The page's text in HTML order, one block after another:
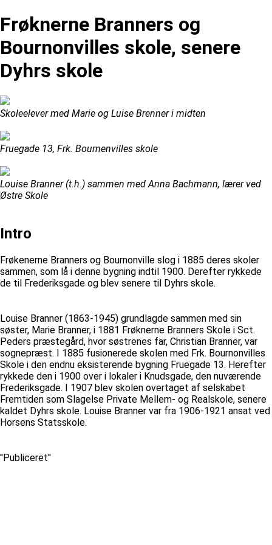
Frøknerne Branners og
Bournonvilles skole, senere
Dyhrs skole
Skoleelever med Marie og Luise Brenner i midten
Fruegade 13, Frk. Bournenvilles skole
Louise Branner (t.h.) sammen med Anna Bachmann, lærer ved
Østre Skole
Intro
Frøkenerne Branners og Bournonville slog i 1885 deres skoler
sammen, som lå i denne bygning indtil 1900. Derefter rykkede
de til Frederiksgade og blev senere til Dyhrs skole.
Louise Branner (1863-1945) grundlagde sammen med sin
søster, Marie Branner, i 1881 Frøknerne Branners Skole i Sct.
Peders præstegård, hvor søstrenes far, Christian Branner, var
sognepræst. I 1885 fusionerede skolen med Frk. Bournonvilles
Skole i den endnu eksisterende bygning Fruegade 13. Herefter
rykkede den i 1900 over i lokaler i Knudsgade, den nuværende
Frederiksgade. I 1907 blev skolen overtaget af selskabet
Fremtiden som Slagelse Private Mellem- og Realskole, senere
kaldet Dyhrs skole. Louise Branner var fra 1906-1921 ansat ved
Horsens Statsskole.
''Publiceret''